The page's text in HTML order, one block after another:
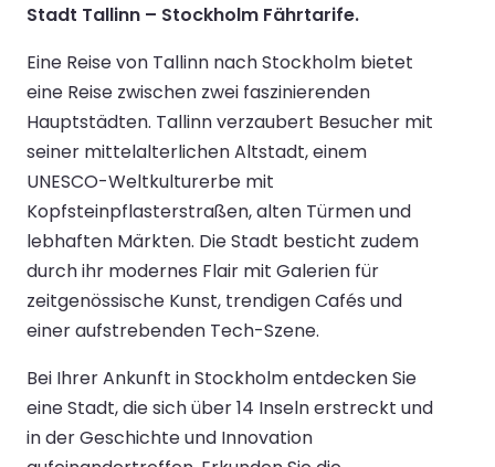
Stadt Tallinn – Stockholm Fährtarife.
Eine Reise von Tallinn nach Stockholm bietet
eine Reise zwischen zwei faszinierenden
Hauptstädten. Tallinn verzaubert Besucher mit
seiner mittelalterlichen Altstadt, einem
UNESCO-Weltkulturerbe mit
Kopfsteinpflasterstraßen, alten Türmen und
lebhaften Märkten. Die Stadt besticht zudem
durch ihr modernes Flair mit Galerien für
zeitgenössische Kunst, trendigen Cafés und
einer aufstrebenden Tech-Szene.
Bei Ihrer Ankunft in Stockholm entdecken Sie
eine Stadt, die sich über 14 Inseln erstreckt und
in der Geschichte und Innovation